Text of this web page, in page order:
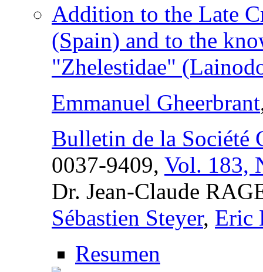
Addition to the Late
(Spain) and to the
"Zhelestidae"
Emmanuel Gheerbrant
Bulletin de la Société
0037-9409, Vol. 183,
Dr. Jean-Claude
Sébastien Steyer, Eric
Resumen